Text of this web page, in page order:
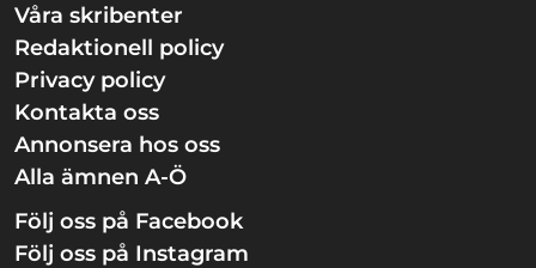
Våra skribenter
Redaktionell policy
Privacy policy
Kontakta oss
Annonsera hos oss
Alla ämnen A-Ö
Följ oss på Facebook
Följ oss på Instagram